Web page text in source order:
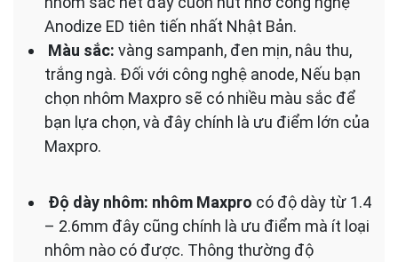
Anodize ED tiên tiến nhất Nhật Bản.
Màu sắc: vàng sampanh, đen mịn, nâu thu,
trắng ngà. Đối với công nghệ anode, Nếu bạn
chọn nhôm Maxpro sẽ có nhiều màu sắc để
bạn lựa chọn, và đây chính là ưu điểm lớn của
Maxpro.
Độ dày nhôm: nhôm Maxpro có độ dày từ 1.4
– 2.6mm đây cũng chính là ưu điểm mà ít loại
nhôm nào có được. Thông thường độ